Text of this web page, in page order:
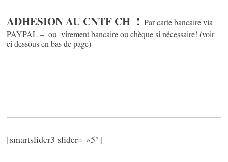
ADHESION AU CNTF CH ! Par carte bancaire via
PAYPAL – ou virement bancaire ou chèque si nécessaire! (voir
ci dessous en bas de page)
[smartslider3 slider= »5″]